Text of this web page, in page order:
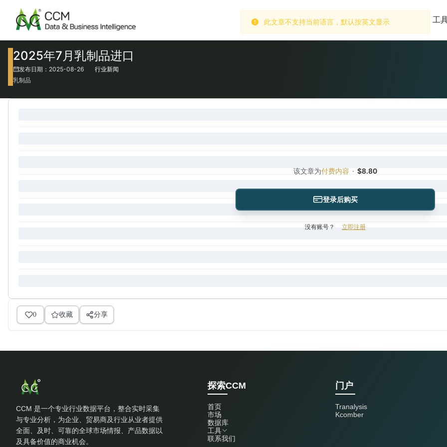
首页 市场 数据库 工
2025年7月乳制品进口
发布日期：2025-08-26
行业新闻
乳制品
该文章为付费内容 · $8.80
登录后购买
没有账号？ 立即注册
0 收藏 分享
CCM 是一个专业行业数据平台，整合实时采集
与专业分析，为企业、贸易商及行业从业者提供
全面、及时、可靠的全球市场情报、产品数据以
及具备价值的商业机会。
探索CCM
首页
市场
数据库
工具
联系我们
门户
Tranalysis
Kcomber